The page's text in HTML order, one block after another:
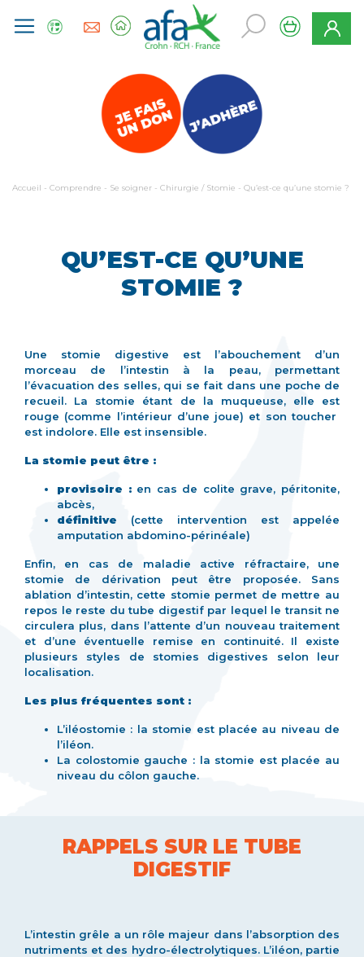
Accueil - Comprendre - Se soigner - Chirurgie / Stomie - Qu’est-ce qu’une stomie ?
QU’EST-CE QU’UNE
STOMIE ?
Une stomie digestive est l’abouchement d’un
morceau de l’intestin à la peau, permettant
l’évacuation des selles, qui se fait dans une poche de
recueil. La stomie étant de la muqueuse, elle est
rouge (comme l’intérieur d’une joue) et son toucher
est indolore. Elle est insensible.
La stomie peut être :
provisoire :en cas de colite grave, péritonite,
abcès,
définitive (cette intervention est appelée
amputation abdomino-périnéale)
Enfin, en cas de maladie active réfractaire, une
stomie de dérivation peut être proposée. Sans
ablation d’intestin, cette stomie permet de mettre au
repos le reste du tube digestif par lequel le transit ne
circulera plus, dans l’attente d’un nouveau traitement
et d’une éventuelle remise en continuité. Il existe
plusieurs styles de stomies digestives selon leur
localisation.
Les plus fréquentes sont :
L’iléostomie : la stomie est placée au niveau de
l’iléon.
La colostomie gauche : la stomie est placée au
niveau du côlon gauche.
RAPPELS SUR LE TUBE
DIGESTIF
L’intestin grêle a un rôle majeur dans l’absorption des
nutriments et des hydro-électrolytiques. L’iléon, partie